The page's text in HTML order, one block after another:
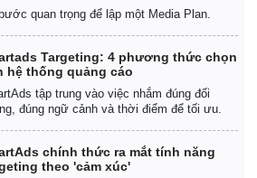
quan trọng để lập một Media Plan.
Targeting: 4 phương thức chọn
hệ thống quảng cáo
tập trung vào việc nhắm đúng đối
đúng ngữ cảnh và thời điểm để tối ưu.
chính thức ra mắt tính năng
theo 'cảm xúc'